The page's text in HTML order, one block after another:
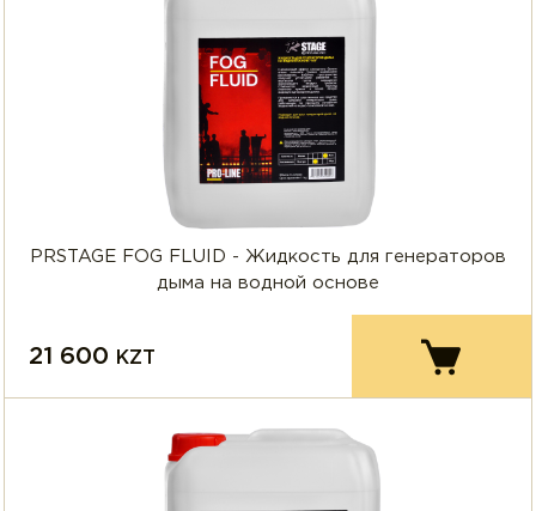
PRSTAGE FOG FLUID - Жидкость для генераторов
дыма на водной основе
21 600 KZT